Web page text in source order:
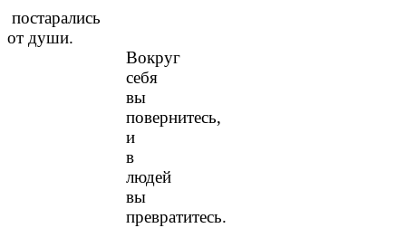
постарались
от души.
Вокруг
себя
вы
повернитесь,
и
в
людей
вы
превратитесь.